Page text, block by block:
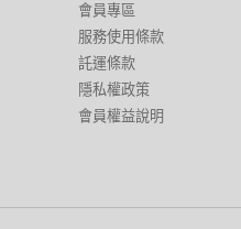
會員專區
服務使用條款
託運條款
隱私權政策
會員權益說明